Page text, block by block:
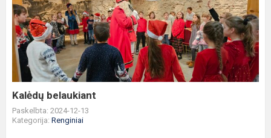
belaukiant
Kalėdų belaukiant
Paskelbta: 2024-12-13
Kategorija: Renginiai